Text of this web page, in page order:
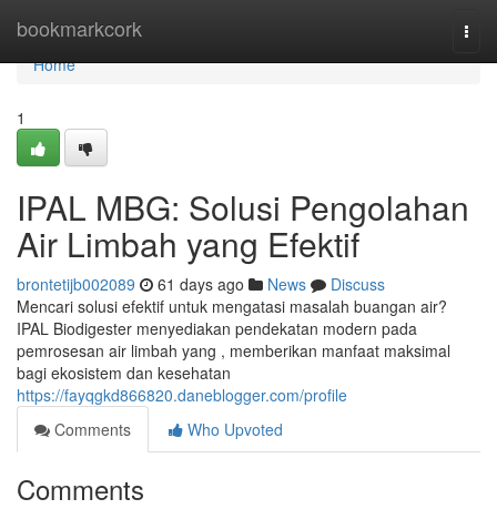
bookmarkcork
Home
Home
1
IPAL MBG: Solusi Pengolahan
Air Limbah yang Efektif
brontetijb002089 61 days ago News
Discuss
Mencari solusi efektif untuk mengatasi masalah buangan air?
IPAL Biodigester menyediakan pendekatan modern pada
pemrosesan air limbah yang , memberikan manfaat maksimal
bagi ekosistem dan kesehatan
https://fayqgkd866820.daneblogger.com/profile
Comments
Who Upvoted
Comments